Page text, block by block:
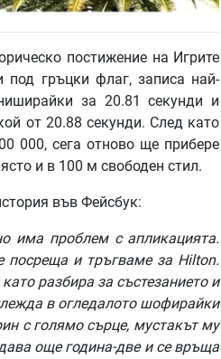
постижение на Игрите
под гръцки флаг, записа най-
за 20.81 секунди и
от 20.88 секунди. След като
000, сега отново ще прибере
и в 100 м свободен стил.
във Фейсбук:
има проблем с апликацията.
посреща и тръгваме за Hilton.
като разбира за състезанието и
в огледалото шофирайки
с голямо сърце, мустакът му
още година-две и се връща